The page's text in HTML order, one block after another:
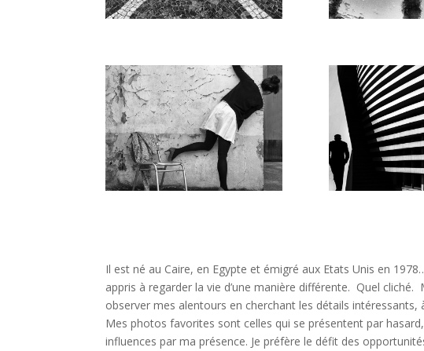
Il est né au Caire, en Egypte et émigré aux Etats Unis en
appris à regarder la vie d’une manière différente. Quel
observer mes alentours en cherchant les détails
Mes photos favorites sont celles qui se présentent par
influences par ma présence. Je préfère le défit des